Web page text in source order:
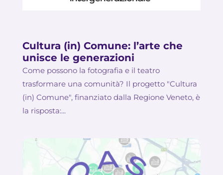
Cultura (in) Comune: l’arte che
unisce le generazioni
Come possono la fotografia e il teatro
trasformare una comunità? Il progetto "Cultura
(in) Comune", finanziato dalla Regione Veneto, è
la risposta:...